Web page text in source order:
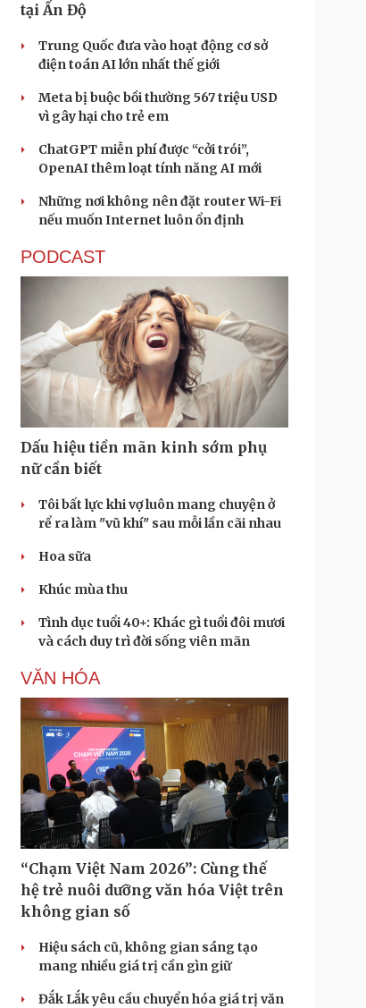
tại Ấn Độ
Trung Quốc đưa vào hoạt động cơ sở
điện toán AI lớn nhất thế giới
Meta bị buộc bồi thường 567 triệu USD
vì gây hại cho trẻ em
ChatGPT miễn phí được “cởi trói”,
OpenAI thêm loạt tính năng AI mới
Những nơi không nên đặt router Wi-Fi
nếu muốn Internet luôn ổn định
PODCAST
Dấu hiệu tiền mãn kinh sớm phụ
nữ cần biết
Tôi bất lực khi vợ luôn mang chuyện ở
rể ra làm "vũ khí" sau mỗi lần cãi nhau
Hoa sữa
Khúc mùa thu
Tình dục tuổi 40+: Khác gì tuổi đôi mươi
và cách duy trì đời sống viên mãn
VĂN HÓA
“Chạm Việt Nam 2026”: Cùng thế
hệ trẻ nuôi dưỡng văn hóa Việt trên
không gian số
Hiệu sách cũ, không gian sáng tạo
mang nhiều giá trị cần gìn giữ
Đắk Lắk yêu cầu chuyển hóa giá trị văn